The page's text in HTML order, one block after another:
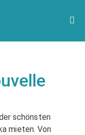
schönsten
mieten. Von